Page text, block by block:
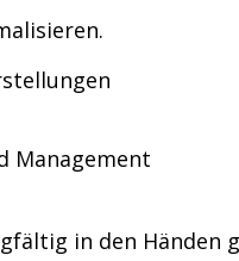
Management